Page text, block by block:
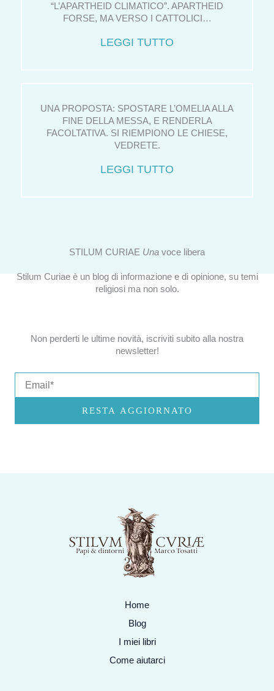
“L’APARTHEID CLIMATICO”. APARTHEID
FORSE, MA VERSO I CATTOLICI…
LEGGI TUTTO
UNA PROPOSTA: SPOSTARE L’OMELIA ALLA
FINE DELLA MESSA, E RENDERLA
FACOLTATIVA. SI RIEMPIONO LE CHIESE,
VEDRETE.
LEGGI TUTTO
STILUM CURIAE Una voce libera
Stilum Curiae è un blog di informazione e di opinione, su temi
religiosi ma non solo.
Non perderti le ultime novità, iscriviti subito alla nostra
newsletter!
RESTA AGGIORNATO
Home
Blog
I miei libri
Come aiutarci